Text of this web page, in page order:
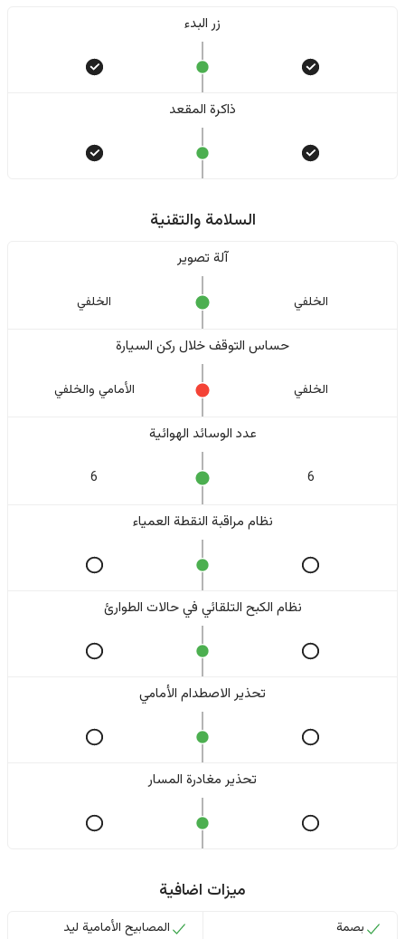
زر البدء
ذاكرة المقعد
السلامة والتقنية
آلة تصوير
الخلفي الخلفي
حساس التوقف خلال ركن السيارة
الخلفي الأمامي والخلفي
عدد الوسائد الهوائية
6
6
نظام مراقبة النقطة العمياء
نظام الكبح التلقائي في حالات الطوارئ
تحذير الاصطدام الأمامي
تحذير مغادرة المسار
ميزات اضافية
بصمة
المصابيح الأمامية ليد